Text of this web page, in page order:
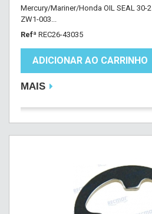
Mercury/Mariner/Honda OIL SEAL 30-
ZW1-003...
Refª REC26-43035
ADICIONAR AO CARRINHO
MAIS